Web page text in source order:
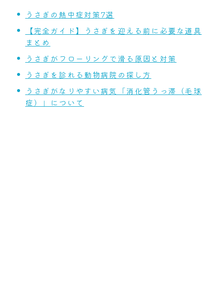
うさぎの熱中症対策7選
【完全ガイド】うさぎを迎える前に必要な道具
まとめ
うさぎがフローリングで滑る原因と対策
うさぎを診れる動物病院の探し方
うさぎがなりやすい病気「消化管うっ滞（毛球
症）」について